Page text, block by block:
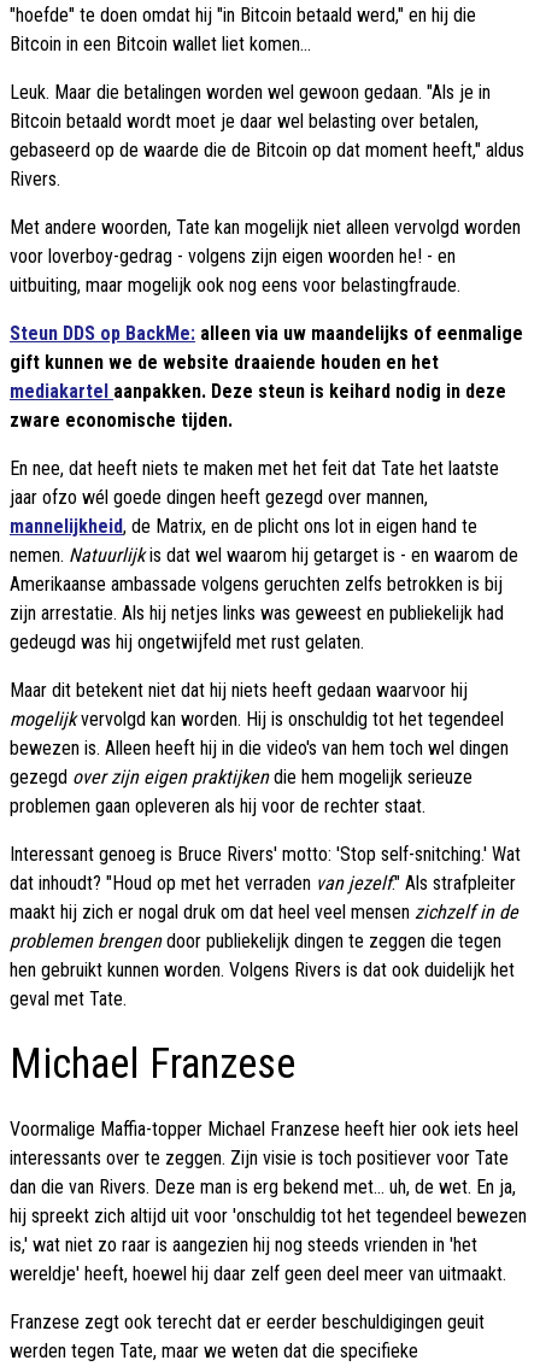
"hoefde" te doen omdat hij "in Bitcoin betaald werd," en hij die
Bitcoin in een Bitcoin wallet liet komen...
Leuk. Maar die betalingen worden wel gewoon gedaan. "Als je in
Bitcoin betaald wordt moet je daar wel belasting over betalen,
gebaseerd op de waarde die de Bitcoin op dat moment heeft," aldus
Rivers.
Met andere woorden, Tate kan mogelijk niet alleen vervolgd worden
voor loverboy-gedrag - volgens zijn eigen woorden he! - en
uitbuiting, maar mogelijk ook nog eens voor belastingfraude.
Steun DDS op BackMe: alleen via uw maandelijks of eenmalige
gift kunnen we de website draaiende houden en het
mediakartel aanpakken. Deze steun is keihard nodig in deze
zware economische tijden.
En nee, dat heeft niets te maken met het feit dat Tate het laatste
jaar ofzo wél goede dingen heeft gezegd over mannen,
mannelijkheid, de Matrix, en de plicht ons lot in eigen hand te
nemen. Natuurlijkis dat wel waarom hij getarget is - en waarom de
Amerikaanse ambassade volgens geruchten zelfs betrokken is bij
zijn arrestatie. Als hij netjes links was geweest en publiekelijk had
gedeugd was hij ongetwijfeld met rust gelaten.
Maar dit betekent niet dat hij niets heeft gedaan waarvoor hij
mogelijkvervolgd kan worden. Hij is onschuldig tot het tegendeel
bewezen is. Alleen heeft hij in die video's van hem toch wel dingen
gezegd over zijn eigen praktijkendie hem mogelijk serieuze
problemen gaan opleveren als hij voor de rechter staat.
Interessant genoeg is Bruce Rivers' motto: 'Stop self-snitching.' Wat
dat inhoudt? "Houd op met het verraden van jezelf." Als strafpleiter
maakt hij zich er nogal druk om dat heel veel mensen zichzelf in de
problemen brengendoor publiekelijk dingen te zeggen die tegen
hen gebruikt kunnen worden. Volgens Rivers is dat ook duidelijk het
geval met Tate.
Michael Franzese
Voormalige Maffia-topper Michael Franzese heeft hier ook iets heel
interessants over te zeggen. Zijn visie is toch positiever voor Tate
dan die van Rivers. Deze man is erg bekend met... uh, de wet. En ja,
hij spreekt zich altijd uit voor 'onschuldig tot het tegendeel bewezen
is,' wat niet zo raar is aangezien hij nog steeds vrienden in 'het
wereldje' heeft, hoewel hij daar zelf geen deel meer van uitmaakt.
Franzese zegt ook terecht dat er eerder beschuldigingen geuit
werden tegen Tate, maar we weten dat die specifieke